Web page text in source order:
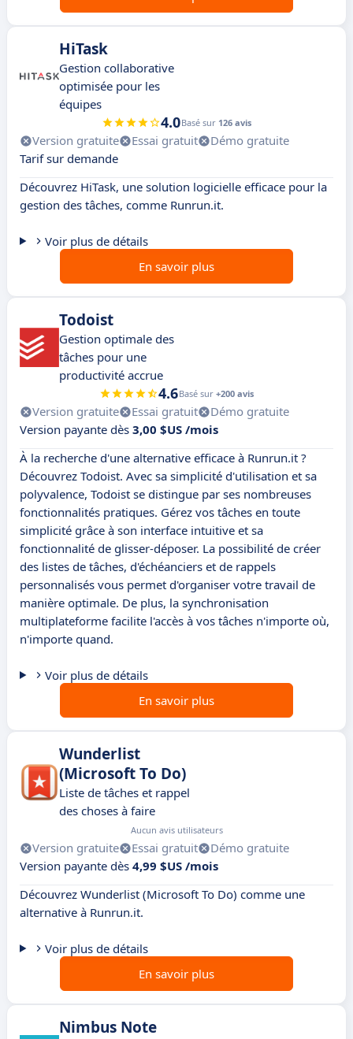
HiTask
Gestion collaborative
optimisée pour les
équipes
4.0Basé sur 126 avis
Version gratuite Essai gratuit
Démo gratuite
Tarif sur demande
Découvrez HiTask, une solution logicielle efficace pour la
gestion des tâches, comme Runrun.it.
Voir plus de détails
En savoir plus
Todoist
Gestion optimale des
tâches pour une
productivité accrue
4.6Basé sur +200 avis
Version gratuite Essai gratuit
Démo gratuite
Version payante dès 3,00 $US /mois
À la recherche d'une alternative efficace à Runrun.it ?
Découvrez Todoist. Avec sa simplicité d'utilisation et sa
polyvalence, Todoist se distingue par ses nombreuses
fonctionnalités pratiques. Gérez vos tâches en toute
simplicité grâce à son interface intuitive et sa
fonctionnalité de glisser-déposer. La possibilité de créer
des listes de tâches, d'échéanciers et de rappels
personnalisés vous permet d'organiser votre travail de
manière optimale. De plus, la synchronisation
multiplateforme facilite l'accès à vos tâches n'importe où,
n'importe quand.
Voir plus de détails
En savoir plus
Wunderlist
(Microsoft To Do)
Liste de tâches et rappel
des choses à faire
Aucun avis utilisateurs
Version gratuite Essai gratuit
Démo gratuite
Version payante dès 4,99 $US /mois
Découvrez Wunderlist (Microsoft To Do) comme une
alternative à Runrun.it.
Voir plus de détails
En savoir plus
Nimbus Note